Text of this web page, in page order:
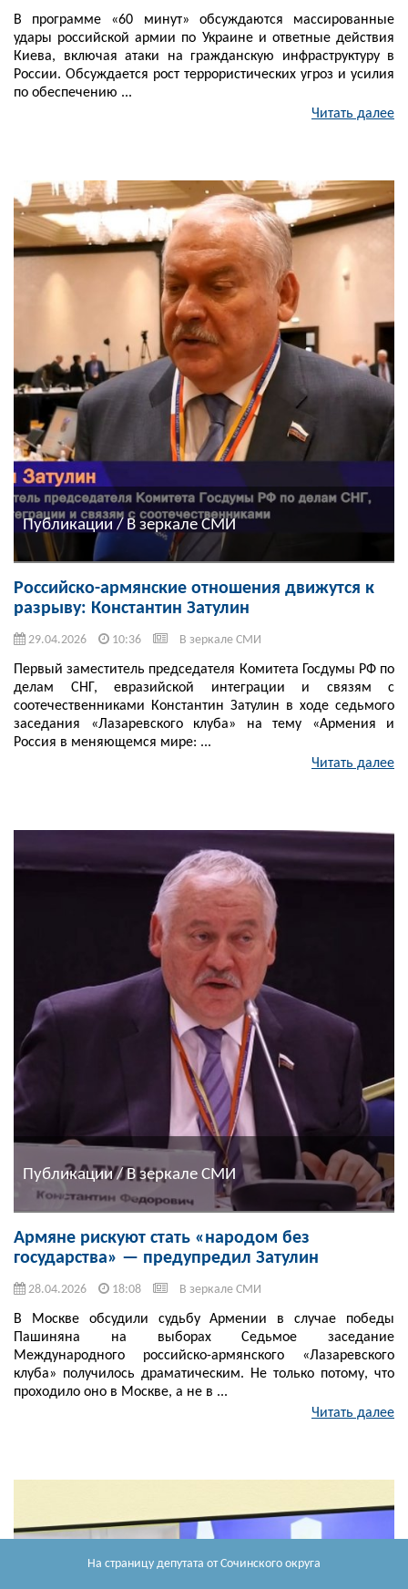
На страницу депутата от Сочинского округа
В программе «60 минут» обсуждаются массированные
удары российской армии по Украине и ответные действия
Киева, включая атаки на гражданскую инфраструктуру в
России. Обсуждается рост террористических угроз и усилия
по обеспечению ...
Читать далее
Публикации / В зеркале СМИ
Российско-армянские отношения движутся к
разрыву: Константин Затулин
29.04.2026 10:36 В зеркале СМИ
Первый заместитель председателя Комитета Госдумы РФ по
делам СНГ, евразийской интеграции и связям с
соотечественниками Константин Затулин в ходе седьмого
заседания «Лазаревского клуба» на тему «Армения и
Россия в меняющемся мире: ...
Читать далее
Публикации / В зеркале СМИ
Армяне рискуют стать «народом без
государства» — предупредил Затулин
28.04.2026 18:08 В зеркале СМИ
В Москве обсудили судьбу Армении в случае победы
Пашиняна на выборах Седьмое заседание
Международного российско-армянского «Лазаревского
клуба» получилось драматическим. Не только потому, что
проходило оно в Москве, а не в ...
Читать далее